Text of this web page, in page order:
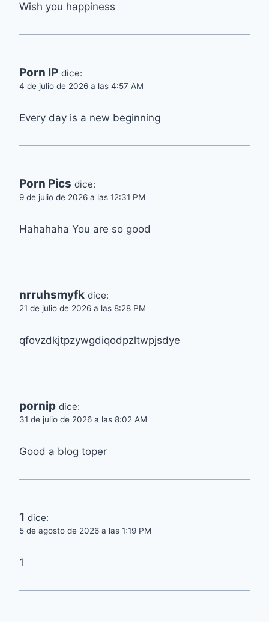
Wish you happiness
Porn IP dice:
4 de julio de 2026 a las 4:57 AM
Every day is a new beginning
Porn Pics dice:
9 de julio de 2026 a las 12:31 PM
Hahahaha You are so good
nrruhsmyfk dice:
21 de julio de 2026 a las 8:28 PM
qfovzdkjtpzywgdiqodpzltwpjsdye
pornip dice:
31 de julio de 2026 a las 8:02 AM
Good a blog toper
1 dice:
5 de agosto de 2026 a las 1:19 PM
1